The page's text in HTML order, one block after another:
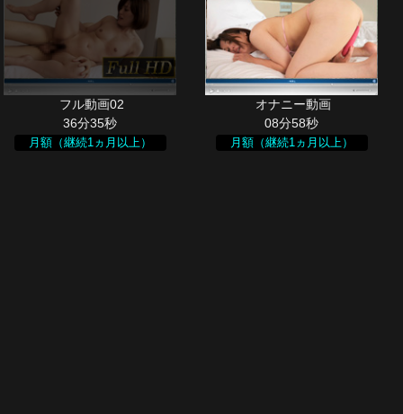
36分35秒
月額（継続1ヵ月以上）
08分58秒
月額（継続1ヵ月以上）